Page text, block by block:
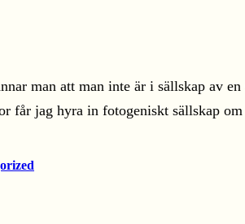
man att man inte är i sällskap av
får jag hyra in fotogeniskt sällskap